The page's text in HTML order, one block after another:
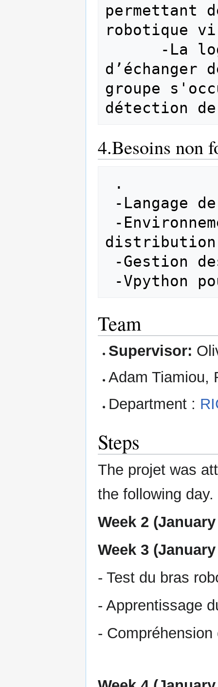
permettant
robotique
d’échanger
groupe
4.Besoins non
distribution
Team
Supervisor:
Adam Tiamiou,
Department :
Steps
The projet was
the following day.
Week 2
Week 3
- Test du bras
- Apprentissage
-